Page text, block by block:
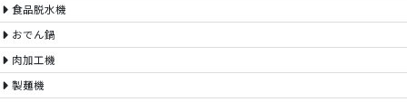
食品脱水機
おでん鍋
肉加工機
製麺機